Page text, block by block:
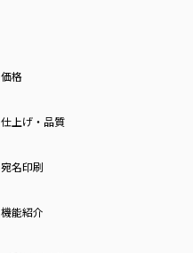
価格
仕上げ・品質
宛名印刷
機能紹介